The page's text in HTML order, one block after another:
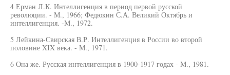
4 Ерман Л.К. Интеллигенция в период первой русской
революции. - М., 1966; Федюкин С.А. Великий Октябрь и
интеллигенция. -М., 1972.
5 Лейкина-Свирская В.Р. Интеллигенция в России во второй
половине XIX века. - М., 1971.
6 Она же. Русская интеллигенция в 1900-1917 годах - М., 1981.